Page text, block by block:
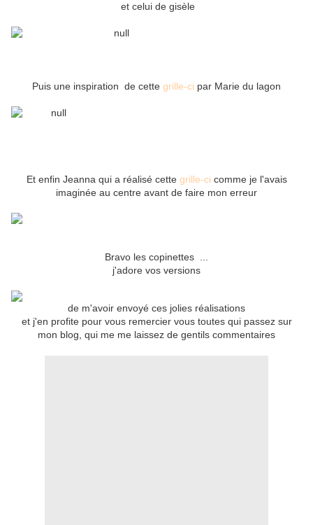
et celui de gisèle
Puis une inspiration de cette grille-ci par Marie du lagon
Et enfin Jeanna qui a réalisé cette grille-ci comme je l'avais
imaginée au centre avant de faire mon erreur
Bravo les copinettes ...
j'adore vos versions
de m'avoir envoyé ces jolies réalisations
et j'en profite pour vous remercier vous toutes qui passez sur
mon blog, qui me me laissez de gentils commentaires